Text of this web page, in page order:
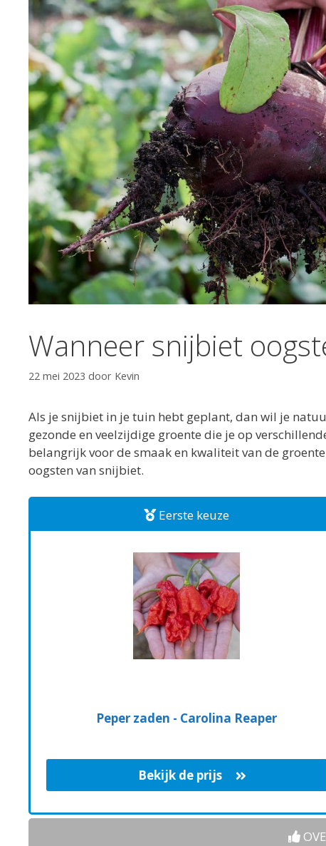
Wanneer snijbiet
22 mei 2023 door Kevin
Als je snijbiet in je tuin hebt geplant, dan wil je
gezonde en veelzijdige groente die je op
belangrijk voor de smaak en kwaliteit van de
oogsten van snijbiet.
Eerste keuze
Peper zaden - Carolina Reaper
Bekijk de prijs